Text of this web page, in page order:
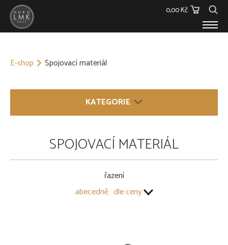
0,00 Kč
Spojovací materiál
Podstřešní fólie
E-shop Spojovací materiál
KATEGORIE
SPOJOVACÍ MATERIÁL
řazení
abecedně dle ceny